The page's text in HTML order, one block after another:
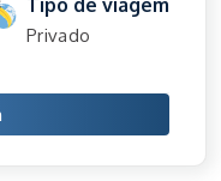
Privado